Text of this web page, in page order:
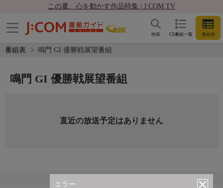
この夏、心を動かす作品特集 | J:COM TV
CS番組一覧 番組表
検索
番組表 鳴門 GI 優勝戦展望番組
エラー
鳴門 GI 優勝戦展望番組
直近の放送予定はありません